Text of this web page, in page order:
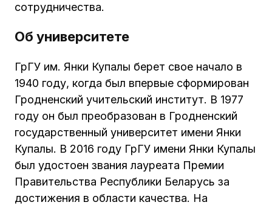
сотрудничества.
Об университете
ГрГУ им. Янки Купалы берет свое начало в
1940 году, когда был впервые сформирован
Гродненский учительский институт. В 1977
году он был преобразован в Гродненский
государственный университет имени Янки
Купалы. В 2016 году ГрГУ имени Янки Купалы
был удостоен звания лауреата Премии
Правительства Республики Беларусь за
достижения в области качества. На